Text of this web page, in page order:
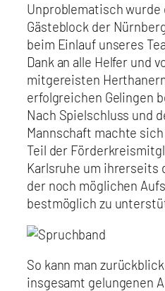
Unproblematisch wurde
Gästeblock der
beim Einlauf unseres
Dank an alle Helfer und
mitgereisten
erfolgreichen Gelingen
Nach Spielschluss und
Mannschaft machte
Teil der
Karlsruhe um ihrerseits
der noch möglichen
bestmöglich zu
So kann man
insgesamt gelungenen